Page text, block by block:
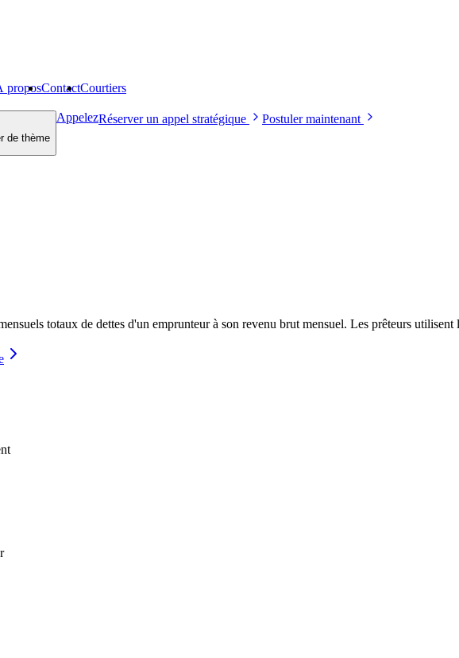
proposContactCourtiers
de thème
AppelezRéserver un appel stratégique Postuler maintenant
totaux de dettes d'un emprunteur à son revenu brut mensuel. Les prêteurs